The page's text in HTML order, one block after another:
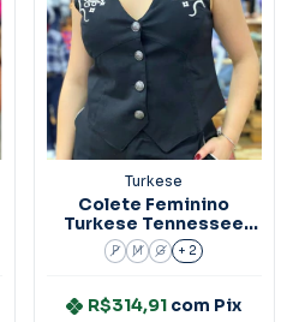
Turkese
Colete Feminino
Turkese Tennessee
Preto
P M G + 2
R$314,91 com Pix